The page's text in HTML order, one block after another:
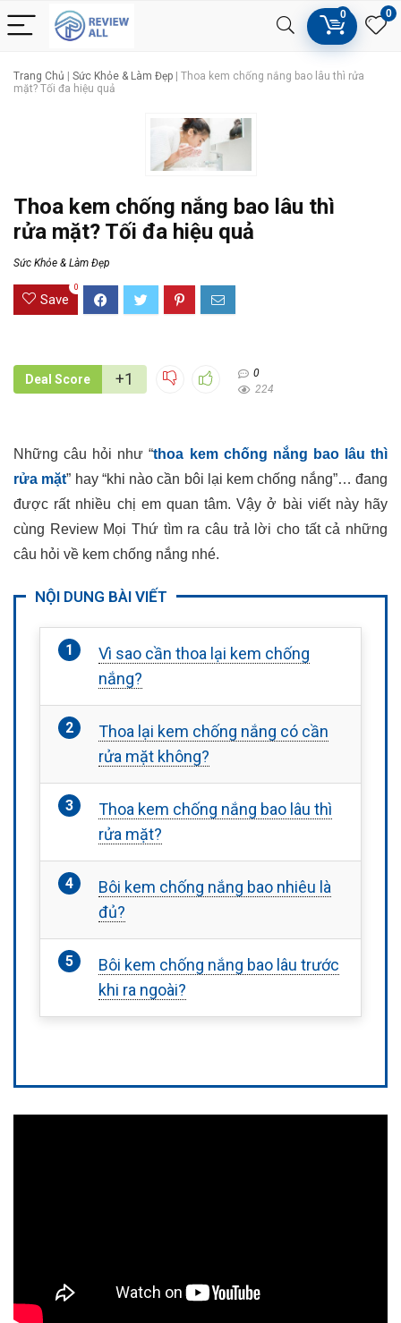
0 0
Trang Chủ Sức Khỏe & Làm Đẹp
Thoa kem chống nắng bao lâu thì rửa
mặt? Tối đa hiệu quả
Thoa kem chống nắng bao lâu thì
rửa mặt? Tối đa hiệu quả
Sức Khỏe & Làm Đẹp
Save
0
Deal Score +1
0
224
Những câu hỏi như “thoa kem chống nắng bao lâu thì
rửa mặt” hay “khi nào cần bôi lại kem chống nắng”… đang
được rất nhiều chị em quan tâm. Vậy ở bài viết này hãy
cùng Review Mọi Thứ tìm ra câu trả lời cho tất cả những
câu hỏi về kem chống nắng nhé.
NỘI DUNG BÀI VIẾT
Vì sao cần thoa lại kem chống
nắng?
Thoa lại kem chống nắng có cần
rửa mặt không?
Thoa kem chống nắng bao lâu thì
rửa mặt?
Bôi kem chống nắng bao nhiêu là
đủ?
Bôi kem chống nắng bao lâu trước
khi ra ngoài?